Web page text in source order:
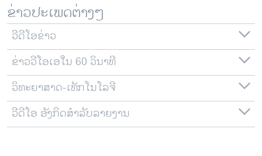
ພາສາຕ່າງໆ
ຂ່າວປະເພດຕ່າງໆ
ວີດີໂອຂ່າວ
ຂ່າວວີໂອເອໃນ 60 ວິນາທີ
ວິທະຍາສາດ-ເທັກໂນໂລຈີ
ວີດີໂອ ອັງກິດສຳລັບລາຍງານ